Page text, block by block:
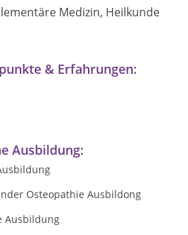
Medizin, Heilkunde
& Erfahrungen:
Ausbildung:
Osteopathie Ausbildong
Ausbildung